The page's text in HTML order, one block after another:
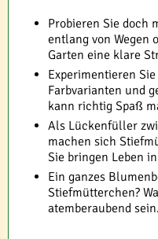
Probieren Sie doch
entlang von Wegen
Garten eine klare
Experimentieren
Farbvarianten und
kann richtig Spaß
Als Lückenfüller
machen sich
Sie bringen Leben
Ein ganzes
Stiefmütterchen?
atemberaubend sein.